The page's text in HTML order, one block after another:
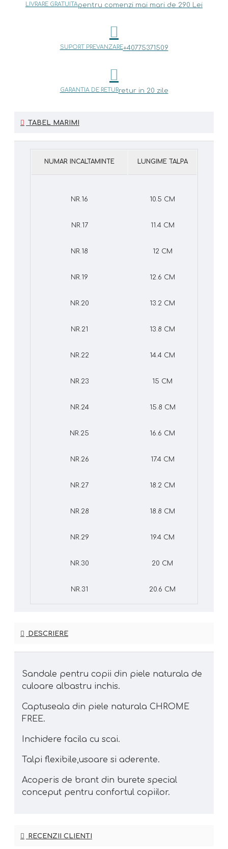
LIVRARE GRATUITApentru comenzi mai mari de 290 Lei
SUPORT PREVANZARE+40775371509
GARANTIA DE RETURretur in 20 zile
TABEL MARIMI
NUMAR INCALTAMINTE LUNGIME TALPA
NR.16 10.5 CM
NR.17 11.4 CM
NR.18 12 CM
NR.19 12.6 CM
NR.20 13.2 CM
NR.21 13.8 CM
NR.22 14.4 CM
NR.23 15 CM
NR.24 15.8 CM
NR.25 16.6 CM
NR.26 17.4 CM
NR.27 18.2 CM
NR.28 18.8 CM
NR.29 19.4 CM
NR.30 20 CM
NR.31 20.6 CM
DESCRIERE
Sandale pentru copii din piele naturala de
culoare albastru inchis.
Captuseala din piele naturala CHROME
FREE.
Inchidere facila cu scai.
Talpi flexibile,usoare si aderente.
Acoperis de brant din burete special
conceput pentru confortul copiilor.
RECENZII CLIENTI